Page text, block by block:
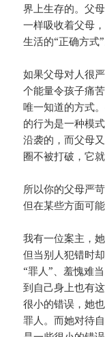
界上生存的。父
一样吸收着父母
生活的“正确方式”
如果父母对人很
个能量令孩子痛
唯一知道的方式
的行为是一种模
沿袭的，而父母
圈不被打破，它
所以你的父母严
但在某些方面可
我有一位案主，
但当别人犯错时
“罪人”、羞愧难
到自己身上也有
很小的错误，她
罪人。而她对待